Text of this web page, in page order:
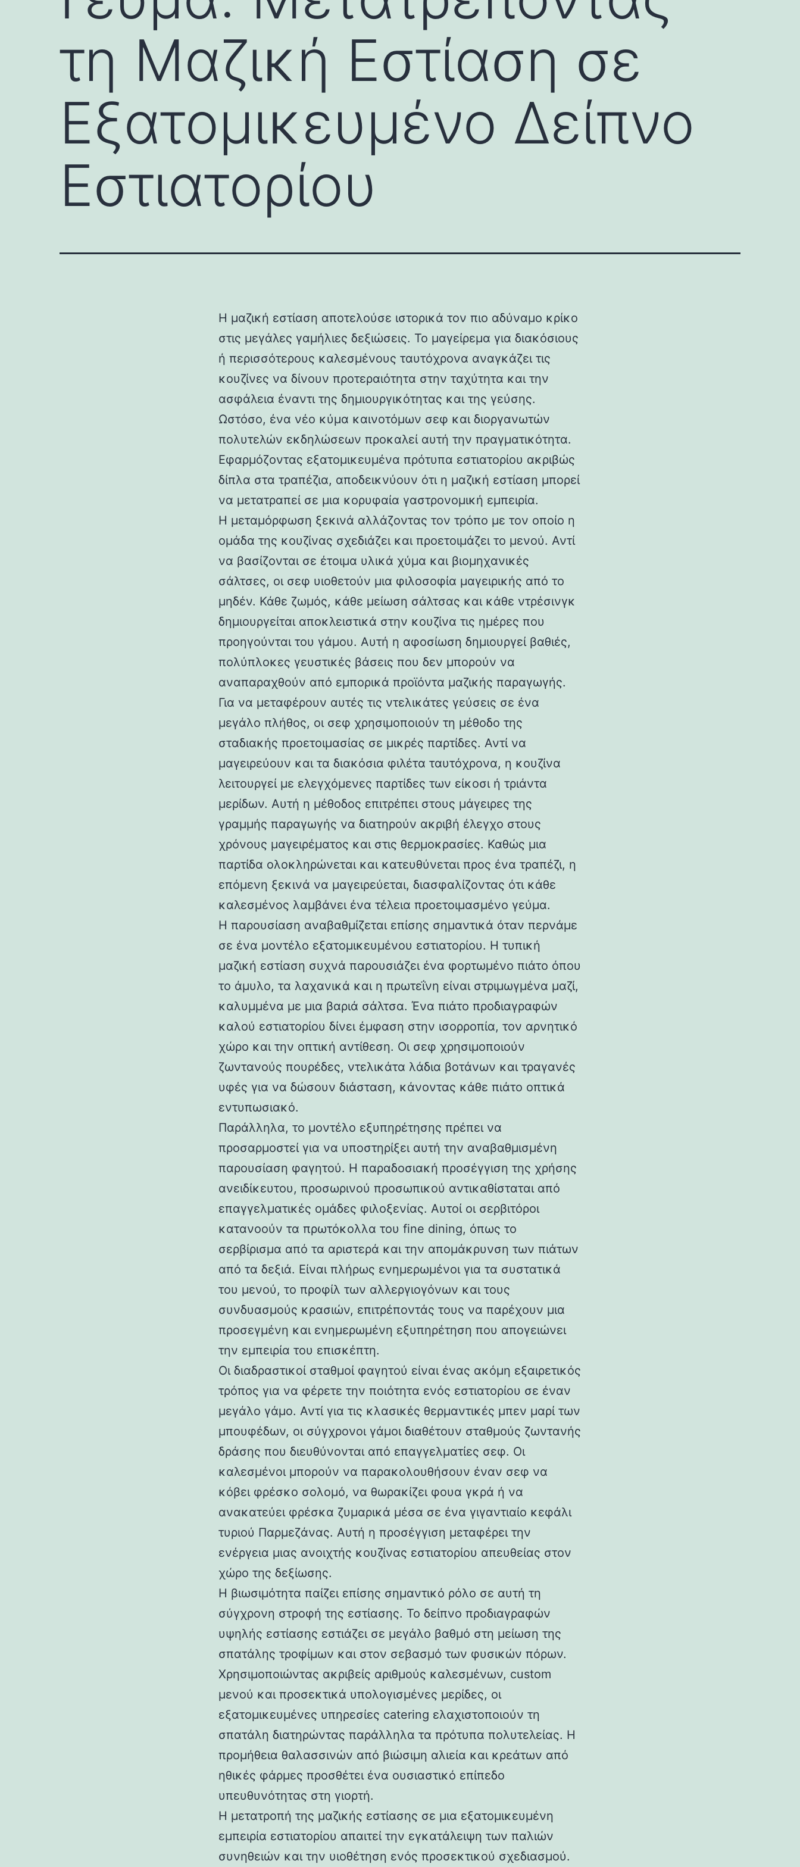
τη Μαζική Εστίαση σε
Εξατομικευμένο Δείπνο
Εστιατορίου
Η μαζική εστίαση αποτελούσε ιστορικά τον πιο αδύναμο κρίκο
στις μεγάλες γαμήλιες δεξιώσεις. Το μαγείρεμα για διακόσιους
ή περισσότερους καλεσμένους ταυτόχρονα αναγκάζει τις
κουζίνες να δίνουν προτεραιότητα στην ταχύτητα και την
ασφάλεια έναντι της δημιουργικότητας και της γεύσης.
Ωστόσο, ένα νέο κύμα καινοτόμων σεφ και διοργανωτών
πολυτελών εκδηλώσεων προκαλεί αυτή την πραγματικότητα.
Εφαρμόζοντας εξατομικευμένα πρότυπα εστιατορίου ακριβώς
δίπλα στα τραπέζια, αποδεικνύουν ότι η μαζική εστίαση μπορεί
να μετατραπεί σε μια κορυφαία γαστρονομική εμπειρία.
Η μεταμόρφωση ξεκινά αλλάζοντας τον τρόπο με τον οποίο η
ομάδα της κουζίνας σχεδιάζει και προετοιμάζει το μενού. Αντί
να βασίζονται σε έτοιμα υλικά χύμα και βιομηχανικές
σάλτσες, οι σεφ υιοθετούν μια φιλοσοφία μαγειρικής από το
μηδέν. Κάθε ζωμός, κάθε μείωση σάλτσας και κάθε ντρέσινγκ
δημιουργείται αποκλειστικά στην κουζίνα τις ημέρες που
προηγούνται του γάμου. Αυτή η αφοσίωση δημιουργεί βαθιές,
πολύπλοκες γευστικές βάσεις που δεν μπορούν να
αναπαραχθούν από εμπορικά προϊόντα μαζικής παραγωγής.
Για να μεταφέρουν αυτές τις ντελικάτες γεύσεις σε ένα
μεγάλο πλήθος, οι σεφ χρησιμοποιούν τη μέθοδο της
σταδιακής προετοιμασίας σε μικρές παρτίδες. Αντί να
μαγειρεύουν και τα διακόσια φιλέτα ταυτόχρονα, η κουζίνα
λειτουργεί με ελεγχόμενες παρτίδες των είκοσι ή τριάντα
μερίδων. Αυτή η μέθοδος επιτρέπει στους μάγειρες της
γραμμής παραγωγής να διατηρούν ακριβή έλεγχο στους
χρόνους μαγειρέματος και στις θερμοκρασίες. Καθώς μια
παρτίδα ολοκληρώνεται και κατευθύνεται προς ένα τραπέζι, η
επόμενη ξεκινά να μαγειρεύεται, διασφαλίζοντας ότι κάθε
καλεσμένος λαμβάνει ένα τέλεια προετοιμασμένο γεύμα.
Η παρουσίαση αναβαθμίζεται επίσης σημαντικά όταν περνάμε
σε ένα μοντέλο εξατομικευμένου εστιατορίου. Η τυπική
μαζική εστίαση συχνά παρουσιάζει ένα φορτωμένο πιάτο όπου
το άμυλο, τα λαχανικά και η πρωτεΐνη είναι στριμωγμένα μαζί,
καλυμμένα με μια βαριά σάλτσα. Ένα πιάτο προδιαγραφών
καλού εστιατορίου δίνει έμφαση στην ισορροπία, τον αρνητικό
χώρο και την οπτική αντίθεση. Οι σεφ χρησιμοποιούν
ζωντανούς πουρέδες, ντελικάτα λάδια βοτάνων και τραγανές
υφές για να δώσουν διάσταση, κάνοντας κάθε πιάτο οπτικά
εντυπωσιακό.
Παράλληλα, το μοντέλο εξυπηρέτησης πρέπει να
προσαρμοστεί για να υποστηρίξει αυτή την αναβαθμισμένη
παρουσίαση φαγητού. Η παραδοσιακή προσέγγιση της χρήσης
ανειδίκευτου, προσωρινού προσωπικού αντικαθίσταται από
επαγγελματικές ομάδες φιλοξενίας. Αυτοί οι σερβιτόροι
κατανοούν τα πρωτόκολλα του fine dining, όπως το
σερβίρισμα από τα αριστερά και την απομάκρυνση των πιάτων
από τα δεξιά. Είναι πλήρως ενημερωμένοι για τα συστατικά
του μενού, το προφίλ των αλλεργιογόνων και τους
συνδυασμούς κρασιών, επιτρέποντάς τους να παρέχουν μια
προσεγμένη και ενημερωμένη εξυπηρέτηση που απογειώνει
την εμπειρία του επισκέπτη.
Οι διαδραστικοί σταθμοί φαγητού είναι ένας ακόμη εξαιρετικός
τρόπος για να φέρετε την ποιότητα ενός εστιατορίου σε έναν
μεγάλο γάμο. Αντί για τις κλασικές θερμαντικές μπεν μαρί των
μπουφέδων, οι σύγχρονοι γάμοι διαθέτουν σταθμούς ζωντανής
δράσης που διευθύνονται από επαγγελματίες σεφ. Οι
καλεσμένοι μπορούν να παρακολουθήσουν έναν σεφ να
κόβει φρέσκο σολομό, να θωρακίζει φουα γκρά ή να
ανακατεύει φρέσκα ζυμαρικά μέσα σε ένα γιγαντιαίο κεφάλι
τυριού Παρμεζάνας. Αυτή η προσέγγιση μεταφέρει την
ενέργεια μιας ανοιχτής κουζίνας εστιατορίου απευθείας στον
χώρο της δεξίωσης.
Η βιωσιμότητα παίζει επίσης σημαντικό ρόλο σε αυτή τη
σύγχρονη στροφή της εστίασης. Το δείπνο προδιαγραφών
υψηλής εστίασης εστιάζει σε μεγάλο βαθμό στη μείωση της
σπατάλης τροφίμων και στον σεβασμό των φυσικών πόρων.
Χρησιμοποιώντας ακριβείς αριθμούς καλεσμένων, custom
μενού και προσεκτικά υπολογισμένες μερίδες, οι
εξατομικευμένες υπηρεσίες catering ελαχιστοποιούν τη
σπατάλη διατηρώντας παράλληλα τα πρότυπα πολυτελείας. Η
προμήθεια θαλασσινών από βιώσιμη αλιεία και κρεάτων από
ηθικές φάρμες προσθέτει ένα ουσιαστικό επίπεδο
υπευθυνότητας στη γιορτή.
Η μετατροπή της μαζικής εστίασης σε μια εξατομικευμένη
εμπειρία εστιατορίου απαιτεί την εγκατάλειψη των παλιών
συνηθειών και την υιοθέτηση ενός προσεκτικού σχεδιασμού.